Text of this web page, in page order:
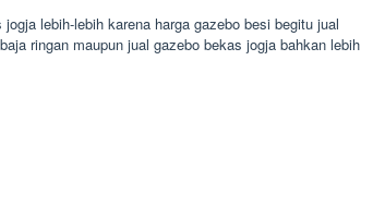
lebih-lebih karena harga gazebo besi begitu jual
ringan maupun jual gazebo bekas jogja bahkan lebih